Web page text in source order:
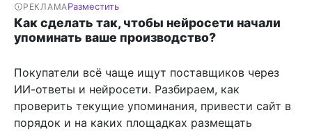
РЕКЛАМАРазместить
Как сделать так, чтобы нейросети начали
упоминать ваше производство?
Покупатели всё чаще ищут поставщиков через
ИИ-ответы и нейросети. Разбираем, как
проверить текущие упоминания, привести сайт в
порядок и на каких площадках размещать